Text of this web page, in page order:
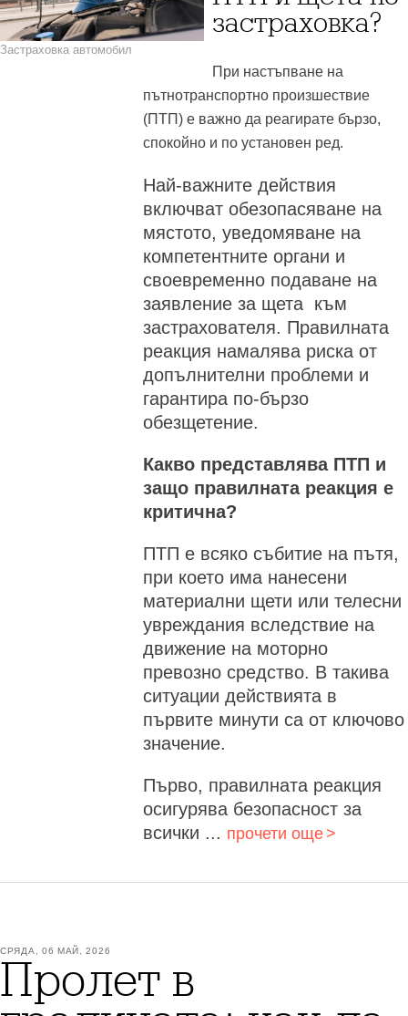
застраховка?
Застраховка автомобил
При настъпване на
пътнотранспортно произшествие
(ПТП) е важно да реагирате бързо,
спокойно и по установен ред.
Най-важните действия
включват обезопасяване на
мястото, уведомяване на
компетентните органи и
своевременно подаване на
заявление за щета към
застрахователя. Правилната
реакция намалява риска от
допълнителни проблеми и
гарантира по-бързо
обезщетение.
Какво представлява ПТП и
защо правилната реакция е
критична?
ПТП е всяко събитие на пътя,
при което има нанесени
материални щети или телесни
увреждания вследствие на
движение на моторно
превозно средство. В такива
ситуации действията в
първите минути са от ключово
значение.
Първо, правилната реакция
осигурява безопасност за
всички ... прочети още
СРЯДА, 06 МАЙ, 2026
Пролет в